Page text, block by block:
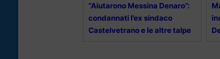
“Aiutarono Messina Denaro”:
condannati l’ex sindaco
Castelvetrano e le altre talpe